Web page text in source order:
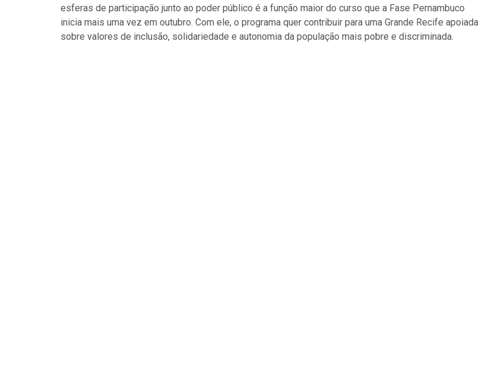
esferas de participação junto ao poder público é a função maior do curso que a Fase Pernambuco
inicia mais uma vez em outubro. Com ele, o programa quer contribuir para uma Grande Recife apoiada
sobre valores de inclusão, solidariedade e autonomia da população mais pobre e discriminada.